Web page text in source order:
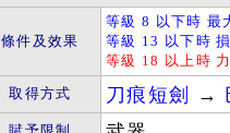
條件及效果
等級 8 以下時 最
等級 13 以下時
等級 18 以上時
取得方式
刀痕短劍 →